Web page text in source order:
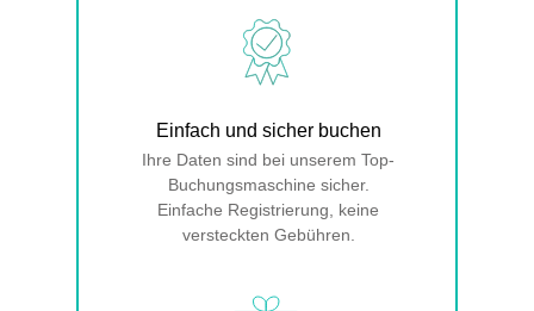
Einfach und sicher buchen
Ihre Daten sind bei unserem Top-
Buchungsmaschine sicher.
Einfache Registrierung, keine
versteckten Gebühren.